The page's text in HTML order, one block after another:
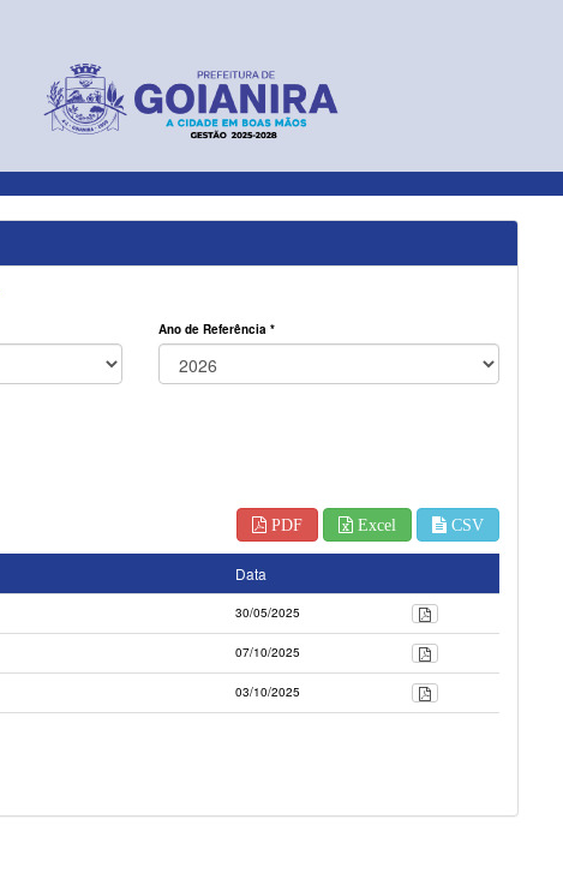
Ano de Referência *
PDF Excel CSV
Data
30/05/2025
07/10/2025
03/10/2025